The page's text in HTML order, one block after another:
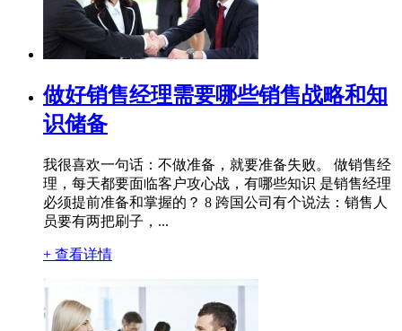
做好销售经理需要哪些销售战略和知
识储备
我很喜欢一句话：不做准备，就要准备失败。 做销售经
理，每天都要面临客户攻心战，有哪些知识 是销售经理
必须提前准备和掌握的？ 8 跨国公司有个说法：销售人
员要有两把刷子，...
+ 查看详情